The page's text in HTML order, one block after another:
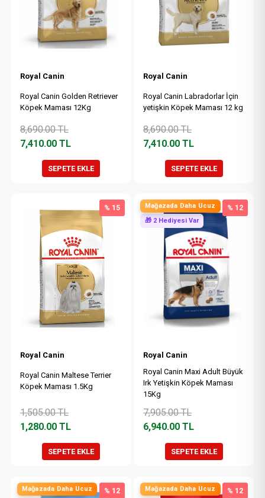
Royal Canin
Royal Canin Golden Retriever
Köpek Maması 12Kg
8,690.00TL
7,410.00TL
SEPETE EKLE
Royal Canin
Royal Canin Labradorlar İçin
yetişkin Köpek Maması 12 kg
8,690.00TL
7,410.00 TL
SEPETE EKLE
Royal Canin
Royal Canin Maltese Terrier
Köpek Maması 1.5Kg
1,505.00TL
1,280.00TL
% 15
SEPETE EKLE
Mağazada Daha Ucuz
🎁 2 Hediyesi Var
Royal Canin
Royal Canin Maxi Adult Büyük
Irk Yetişkin Köpek Maması
15Kg
7,905.00TL
6,940.00 TL
% 12
SEPETE EKLE
Mağazada Daha Ucuz % 12 Mağazada Daha Ucuz % 12